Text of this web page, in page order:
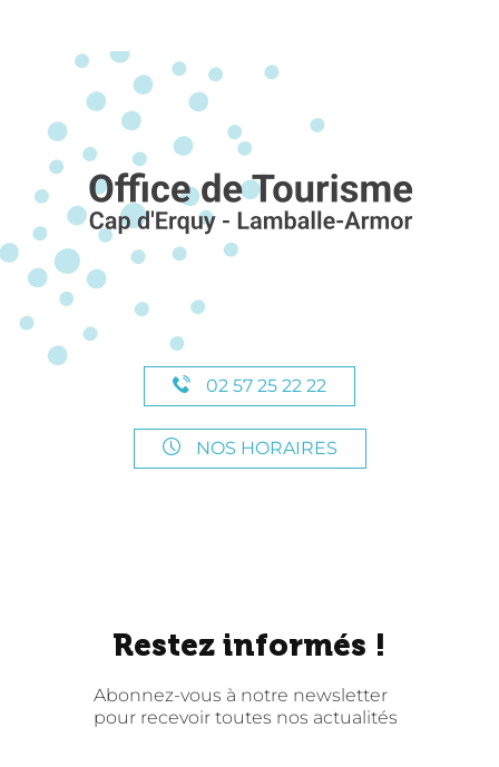
02 57 25 22 22
NOS HORAIRES
Restez informés !
Abonnez-vous à notre newsletter
pour recevoir toutes nos actualités